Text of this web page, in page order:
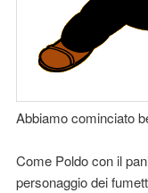
Abbiamo cominciato
Come Poldo con il
personaggio dei